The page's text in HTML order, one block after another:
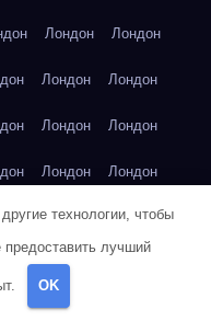
Лондон Лондон
Лондон Лондон
Лондон Лондон
Лондон Лондон
Лос-Анджелес
Лос-Анджелес
Лос-Анджелес
технологии, чтобы
предоставить лучший
OK